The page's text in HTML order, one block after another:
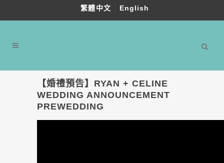
繁體中文 English
【婚禮預告】RYAN + CELINE
WEDDING ANNOUNCEMENT
PREWEDDING